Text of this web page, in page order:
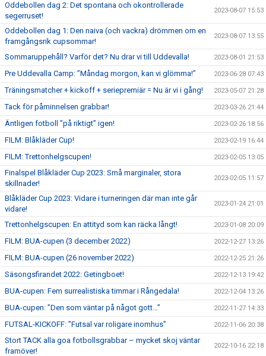
Oddebollen dag 2: Det spontana och okontrollerade
segerruset!
2023-08-07 15:53
Oddebollen dag 1: Den naiva (och vackra) drömmen om en
framgångsrik cupsommar!
2023-08-07 13:55
Sommaruppehåll? Varför det? Nu drar vi till Uddevalla! 2023-08-01 21:53
Pre Uddevalla Camp: ”Måndag morgon, kan vi glömma!” 2023-06-28 07:43
Träningsmatcher + kickoff + seriepremiär = Nu är vi i gång! 2023-05-07 21:28
Tack för påminnelsen grabbar! 2023-03-26 21:44
Äntligen fotboll ”på riktigt” igen! 2023-02-26 18:56
FILM: Blåkläder Cup! 2023-02-19 16:44
FILM: Trettonhelgscupen! 2023-02-05 13:05
Finalspel Blåkläder Cup 2023: Små marginaler, stora
skillnader!
2023-02-05 11:57
Blåkläder Cup 2023: Vidare i turneringen där man inte går
vidare!
2023-01-24 21:01
Trettonhelgscupen: En attityd som kan räcka långt! 2023-01-08 20:09
FILM: BUA-cupen (3 december 2022) 2022-12-27 13:26
FILM: BUA-cupen (26 november 2022) 2022-12-25 21:26
Säsongsfirandet 2022: Getingboet! 2022-12-13 19:42
BUA-cupen: Fem surrealistiska timmar i Rångedala! 2022-12-04 13:26
BUA-cupen: ”Den som väntar på något gott…” 2022-11-27 14:33
FUTSAL-KICKOFF: ”Futsal var roligare inomhus” 2022-11-06 20:38
Stort TACK alla goa fotbollsgrabbar – mycket skoj väntar
framöver!
2022-10-16 22:18